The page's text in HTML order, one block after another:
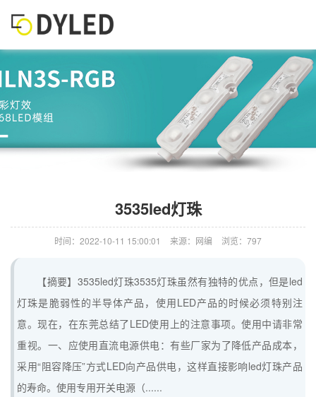
3535led灯珠
时间：2022-10-11 15:00:01 来源：网编 浏览：797
【摘要】3535led灯珠3535灯珠虽然有独特的优点，但是led
灯珠是脆弱性的半导体产品，使用LED产品的时候必须特别注
意。现在，在东莞总结了LED使用上的注意事项。使用中请非常
重视。一、应使用直流电源供电：有些厂家为了降低产品成本，
采用“阻容降压”方式LED向产品供电，这样直接影响led灯珠产品
的寿命。使用专用开关电源（......